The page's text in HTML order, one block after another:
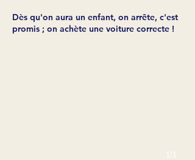
Dès qu'on aura un enfant, on arrête, c'est
promis ; on achète une voiture correcte !
1/1